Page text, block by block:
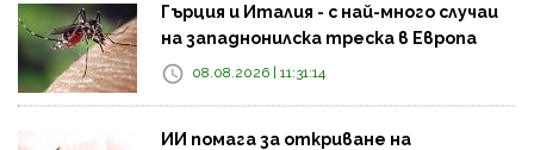
Гърция и Италия - с най-много случаи
на западнонилска треска в Европа
08.08.2026 | 11:31:14
ИИ помага за откриване на